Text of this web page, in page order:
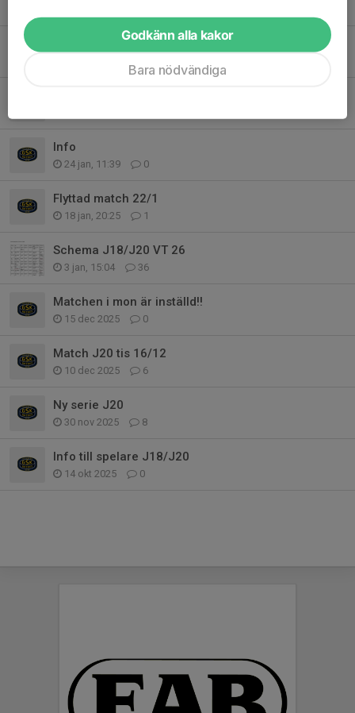
Helgen 27-29 mars
Info
24 jan, 11:39 0
Flyttad match 22/1
18 jan, 20:25 1
Schema J18/J20 VT 26
3 jan, 15:04 36
Matchen i mon är inställd!!
15 dec 2025 0
Match J20 tis 16/12
10 dec 2025 6
Ny serie J20
30 nov 2025 8
Info till spelare J18/J20
14 okt 2025 0
Godkänn alla kakor
Bara nödvändiga